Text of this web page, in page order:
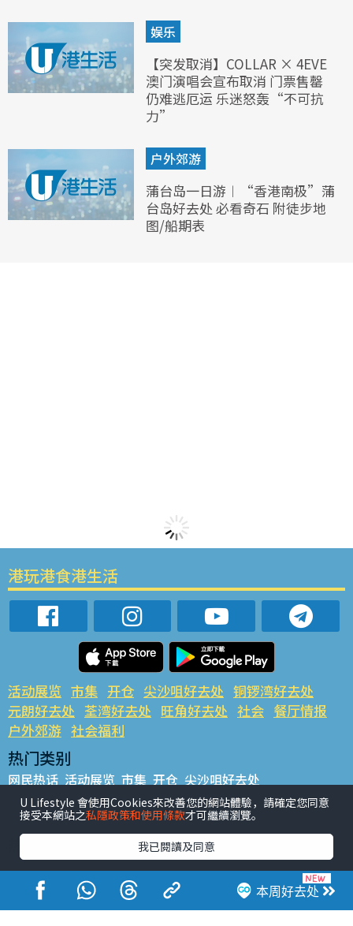
娱乐
【突发取消】COLLAR × 4EVE
澳门演唱会宣布取消 门票售罄
仍难逃厄运 乐迷怒轰“不可抗
力”
户外郊游
蒲台岛一日游︱“香港南极”蒲
台岛好去处 必看奇石 附徒步地
图/船期表
本周好去处
港玩港食港生活
活动展览 市集 开仓 尖沙咀好去处 铜锣湾好去处
元朗好去处 荃湾好去处 旺角好去处 社会 餐厅情报
户外郊游 社会福利
热门类别
网民热话 活动展览 市集 开仓 尖沙咀好去处
铜锣湾好去处 元朗好去处 荃湾好去处 旺角好去处 社会
餐厅情报 户外郊游
热门标签
#UGO揾好去处 #人气活动推介 #美食社群热话
#亲子玩乐好去处
#ULifestyle应用程式
#限时抢
#UJetso礼物放送
#ULifestyle商户中心 #著数 #网络热话
U Lifestyle 會使用Cookies來改善您的網站體驗，請確定您同意
接受本網站之私隱政策和使用條款才可繼續瀏覽。
我已閱讀及同意